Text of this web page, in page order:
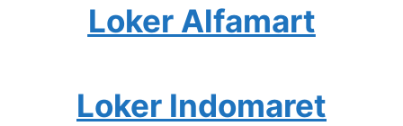
Loker Alfamart
Loker Indomaret